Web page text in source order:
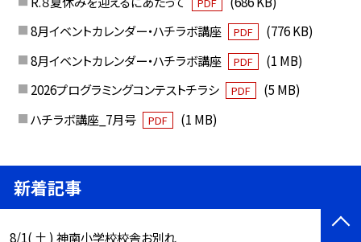
8月イベントカレンダー・ハチラボ講座
PDF
(776 KB)
8月イベントカレンダー・ハチラボ講座
PDF
(1 MB)
2026プログラミングコンテストチラシ
PDF
(5 MB)
ハチラボ講座_7月号
PDF (1 MB)
新着記事
8/1( 土 ) 神南小学校校舎お別れ